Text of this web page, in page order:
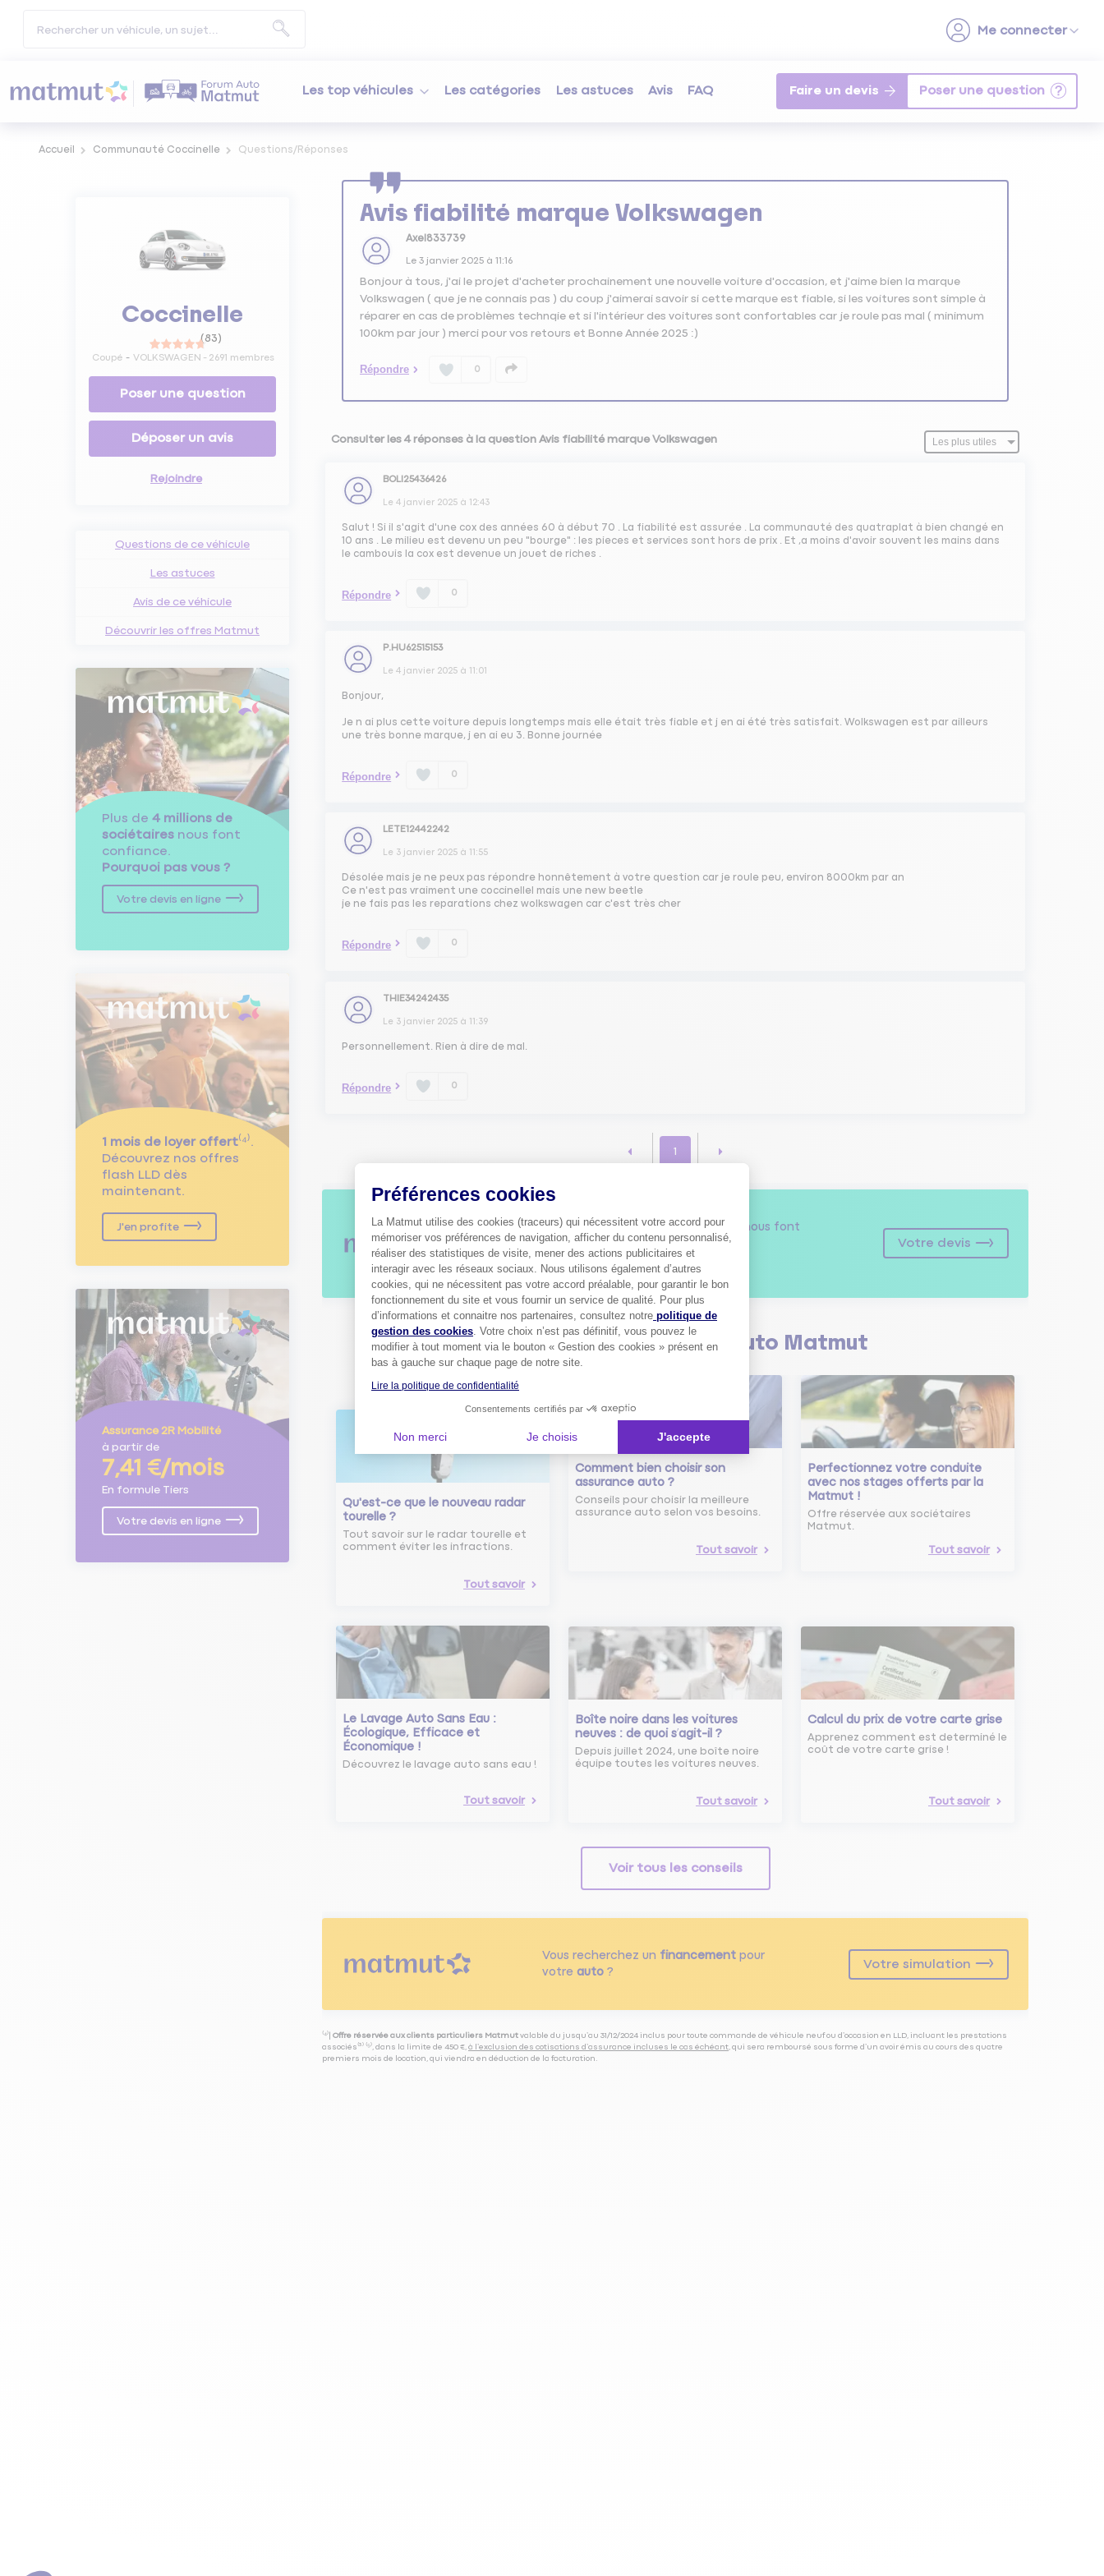
Les top véhicules Les catégories Les astuces Avis FAQ Faire un devis
Accueil Communauté Coccinelle Questions/Réponses
Coccinelle
(83)
Coupé VOLKSWAGEN - 2691 membres
Poser une question
Déposer un avis
Rejoindre
Questions de ce véhicule
Les astuces
Avis de ce véhicule
Découvrir les offres Matmut
Plus de 4 millions de
sociétaires nous font
confiance.
Pourquoi pas vous ?
Votre devis en ligne
1 mois de loyer offert⁽⁴⁾.
Découvrez nos offres
flash LLD dès
maintenant.
J'en profite
Assurance 2R Mobilité
à partir de
7,41 €/mois
En formule Tiers
Votre devis en ligne
Avis fiabilité marque Volkswagen
Axel833739
Le 3 janvier 2025à 11:16
Bonjour à tous, j'ai le projet d'acheter prochainement une nouvelle voiture d'occasion, et j'aime bien la marque
Volkswagen ( que je ne connais pas ) du coup j'aimerai savoir si cette marque est fiable, si les voitures sont simple à
réparer en cas de problèmes technqie et si l'intérieur des voitures sont confortables car je roule pas mal ( minimum
100km par jour ) merci pour vos retours et Bonne Année 2025 :)
Répondre 0
Consulter les 4 réponses à la question Avis fiabilité marque Volkswagen
BOLI25436426
Le4 janvier 2025 à 12:43
Salut ! Si il s'agit d'une cox des années 60 à début 70 . La fiabilité est assurée . La communauté des quatraplat à bien changé en
10 ans . Le milieu est devenu un peu "bourge" : les pieces et services sont hors de prix . Et ,a moins d'avoir souvent les mains dans
le cambouis la cox est devenue un jouet de riches .
Répondre 0
P.HU62515153
Le4 janvier 2025 à 11:01
Bonjour,
Je n ai plus cette voiture depuis longtemps mais elle était très fiable et j en ai été très satisfait. Wolkswagen est par ailleurs
une très bonne marque, j en ai eu 3. Bonne journée
Répondre 0
LETE12442242
Le 3 janvier 2025 à 11:55
Désolée mais je ne peux pas répondre honnêtement à votre question car je roule peu, environ 8000km par an
Ce n'est pas vraiment une coccinellel mais une new beetle
je ne fais pas les reparations chez wolkswagen car c'est très cher
Répondre 0
THIE34242435
Le 3 janvier 2025 à 11:39
Personnellement. Rien à dire de mal.
Répondre 0
1
Plus de4 millions de sociétaires
nous font
confiance.
Pourquoi pas vous ?
Votre devis
Découvrez lesconseils Auto Matmut
Qu'est-ce que le nouveau radar
tourelle ?
Tout savoir sur le radar tourelle et
comment éviter les infractions.
Tout savoir
Comment bien choisir son
assurance auto ?
Conseils pour choisir la meilleure
assurance auto selon vos besoins.
Tout savoir
Perfectionnez votre conduite
avec nos stages offerts par la
Matmut !
Offre réservée aux sociétaires
Matmut.
Tout savoir
Le Lavage Auto Sans Eau :
Écologique, Efficace et
Économique !
Découvrez le lavage auto sans eau !
Tout savoir
Boîte noire dans les voitures
neuves : de quoi s’agit-il ?
Depuis juillet 2024, une boîte noire
équipe toutes les voitures neuves.
Tout savoir
Calcul du prix de votre carte grise
Apprenez comment est determiné le
coût de votre carte grise !
Tout savoir
Voir tous les conseils
Vous recherchez un financementpour
votre auto?
Votre simulation
⁽⁴⁾| Offre réservée aux clients particuliers Matmut valable du jusqu’au 31/12/2024 inclus pour toute commande de véhicule neuf ou d’occasion en LLD, incluant les prestations
associés⁽³⁾ ⁽⁵⁾, dans la limite de 450 €, à l’exclusion des cotisations d’assurance incluses le cas échéant, qui sera remboursé sous forme d’un avoir émis au cours des quatre
premiers mois de location, qui viendra en déduction de la facturation.
Préférences cookies
La Matmut utilise des cookies (traceurs) qui nécessitent votre accord pour
mémoriser vos préférences de navigation, afficher du contenu personnalisé,
réaliser des statistiques de visite, mener des actions publicitaires et
interagir avec les réseaux sociaux. Nous utilisons également d’autres
cookies, qui ne nécessitent pas votre accord préalable, pour garantir le bon
fonctionnement du site et vous fournir un service de qualité. Pour plus
d’informations et connaitre nos partenaires, consultez notre politique de
gestion des cookies. Votre choix n’est pas définitif, vous pouvez le
modifier à tout moment via le bouton « Gestion des cookies » présent en
bas à gauche sur chaque page de notre site.
Lire la politique de confidentialité
Consentements certifiés par
Non merci Je choisis J'accepte
Axeptio consent